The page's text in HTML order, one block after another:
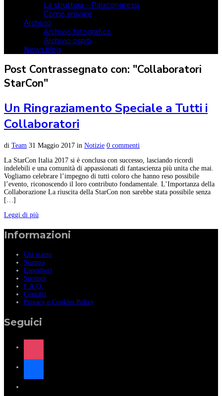
La struttura – Palacongressi
Come arrivare
Archivio
Archivio fotografico
Archivio ospiti
News blog
Post Contrassegnato con: "Collaboratori
StarCon"
Un Ringraziamento Speciale a Tutti i
Collaboratori
di Team 31 Maggio 2017 in Notizie 0 commenti
La StarCon Italia 2017 si è conclusa con successo, lasciando ricordi
indelebili e una comunità di appassionati di fantascienza più unita che mai.
Vogliamo celebrare l’impegno di tutti coloro che hanno reso possibile
l’evento, riconoscendo il loro contributo fondamentale. L’Importanza della
Collaborazione La riuscita della StarCon non sarebbe stata possibile senza
[…]
Leggi di più
Informazioni
Chi siamo
Stampa
Espositori
Sponsor
F.A.Q.
Contatti
Privacy e Cookies Policy
Seguici
instagram
facebook
x